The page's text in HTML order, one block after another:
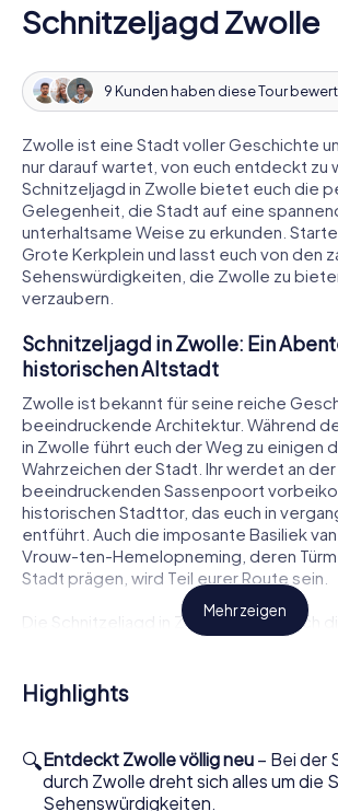
Schnitzeljagd Zwolle
9 Kunden haben diese Tour
Zwolle ist eine Stadt voller Geschichte
nur darauf wartet, von euch entdeckt zu
Schnitzeljagd in Zwolle bietet euch die
Gelegenheit, die Stadt auf eine
unterhaltsame Weise zu erkunden.
Grote Kerkplein und lasst euch von den
Sehenswürdigkeiten, die Zwolle zu
verzaubern.
Schnitzeljagd in Zwolle: Ein
historischen Altstadt
Zwolle ist bekannt für seine reiche
beeindruckende Architektur. Während
in Zwolle führt euch der Weg zu einigen
Wahrzeichen der Stadt. Ihr werdet an der
beeindruckenden Sassenpoort
historischen Stadttor, das euch in
entführt. Auch die imposante Basiliek
Vrouw-ten-Hemelopneming, deren
Stadt prägen, wird Teil eurer Route sein.
Die Schnitzeljagd in Zwolle bietet euch
die Stadt aus einer neuen Perspektive zu
lösen und spannende
während ihr durch die malerischen
Sehenswürdigkeiten entdecken,
versteckte Schätze und interessante
Zwolle erfahren.
Mehr zeigen
Highlights
🔍Entdeckt Zwolle völlig neu – Bei der
durch Zwolle dreht sich alles um die
Sehenswürdigkeiten.